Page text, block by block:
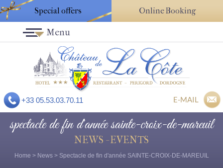
Special offers Online Booking
+33 05.53.03.70.11 E-MAIL
Menu
spectacle de fin d'année sainte-croix-de-mareuil
NEWS - EVENTS
Home > News> Spectacle de fin d'année SAINTE-CROIX-DE-MAREUIL